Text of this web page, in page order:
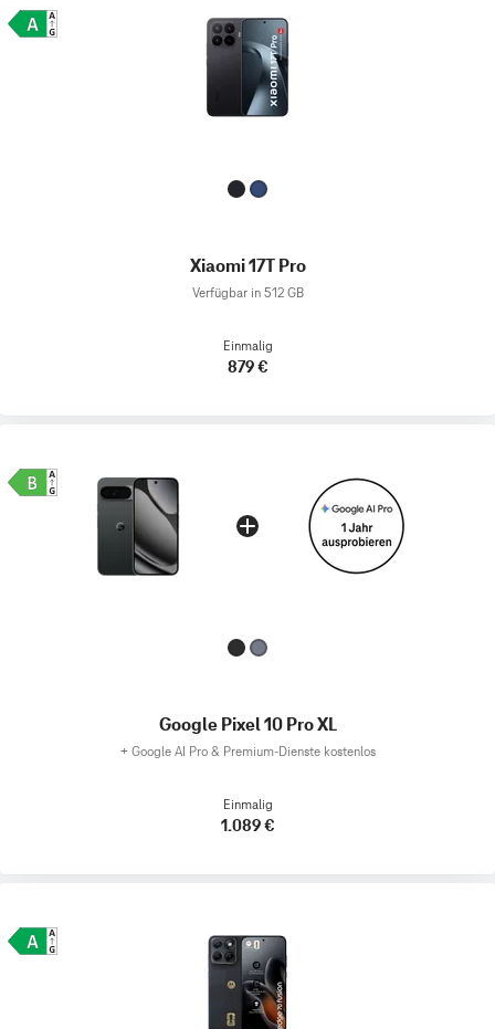
Xiaomi 17T Pro
Verfügbar in 512 GB
Einmalig
879 €
Google Pixel 10 Pro XL
+ Google AI Pro & Premium-Dienste kostenlos
Einmalig
1.089 €